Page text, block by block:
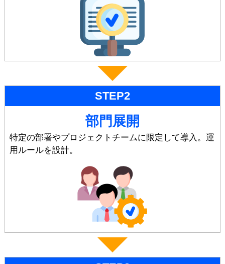
STEP2
部門展開
特定の部署やプロジェクトチームに限定して導入。運
用ルールを設計。